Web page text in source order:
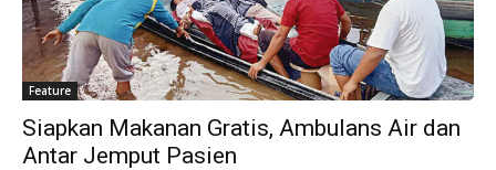
Feature
Siapkan Makanan Gratis, Ambulans Air dan
Antar Jemput Pasien